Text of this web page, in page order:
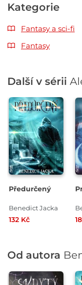
Kategorie
Fantasy a sci-fi
Fantasy
Další v sérii
Předurčený
Benedict Jacka
132 Kč
Od autora